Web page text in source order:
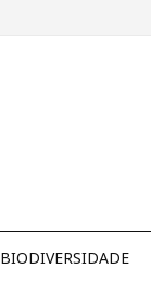
BIODIVERSIDADE